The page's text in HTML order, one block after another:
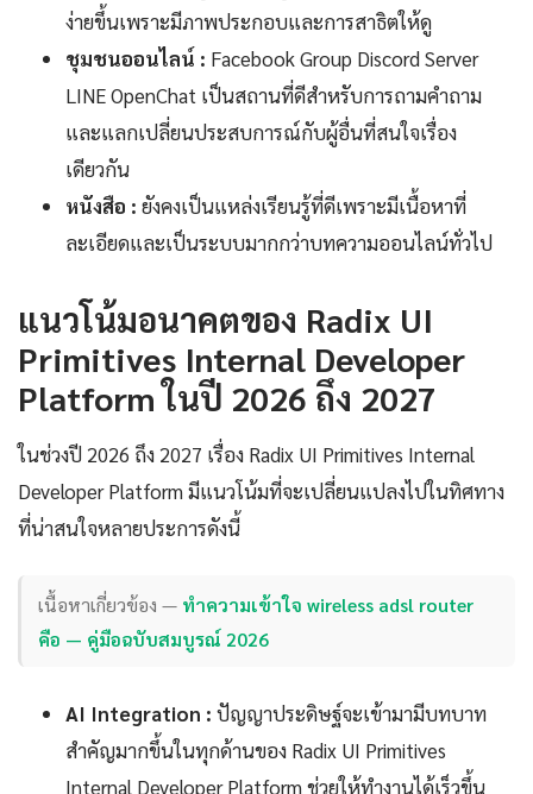
ง่ายขึ้นเพราะมีภาพประกอบและการสาธิตให้ดู
ชุมชนออนไลน์ : Facebook Group Discord Server
LINE OpenChat เป็นสถานที่ดีสำหรับการถามคำถาม
และแลกเปลี่ยนประสบการณ์กับผู้อื่นที่สนใจเรื่อง
เดียวกัน
หนังสือ : ยังคงเป็นแหล่งเรียนรู้ที่ดีเพราะมีเนื้อหาที่
ละเอียดและเป็นระบบมากกว่าบทความออนไลน์ทั่วไป
แนวโน้มอนาคตของ Radix UI
Primitives Internal Developer
Platform ในปี 2026 ถึง 2027
ในช่วงปี 2026 ถึง 2027 เรื่อง Radix UI Primitives Internal
Developer Platform มีแนวโน้มที่จะเปลี่ยนแปลงไปในทิศทาง
ที่น่าสนใจหลายประการดังนี้
เนื้อหาเกี่ยวข้อง — ทำความเข้าใจ wireless adsl router
คือ — คู่มือฉบับสมบูรณ์ 2026
AI Integration : ปัญญาประดิษฐ์จะเข้ามามีบทบาท
สำคัญมากขึ้นในทุกด้านของ Radix UI Primitives
Internal Developer Platform ช่วยให้ทำงานได้เร็วขึ้น